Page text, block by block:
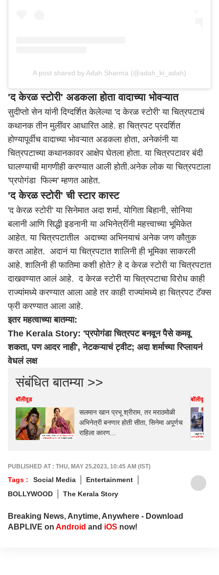
A post shared by Adah Sharma (@adah_ki_adah)
'द केरळ स्टोरी' अडकला होता वादाच्या भोवऱ्यात
सुदीप्तो सेन यांनी दिग्दर्शित केलेल्या 'द केरळ स्टोरी' या चित्रपटाचं
कथानक तीन मुलींवर आधारित आहे. हा चित्रपट प्रदर्शित
होण्यापूर्वीच वादाच्या भोवऱ्यात अडकला होता, अनेकांनी या
चित्रपटाच्या कथानकावर आक्षेप घेतला होता. या चित्रपटावर बंदी
घालण्याची मागणीही करण्यात आली होती.अनेक लोक या चित्रपटाला
'प्रपोगंडा फिल्म' म्हणत आहेत.
'द केरळ स्टोरी' ची स्टार कास्ट
'द केरळ स्टोरी' या सिनेमात अदा शर्मा, योगिता बिहानी, सोनिया
बलानी आणि सिद्धी इडनानी या अभिनेत्रींनी महत्त्वाच्या भूमिकेत
आहेत. या चित्रपटातील अदाच्या अभिनयाचं अनेक जण कौतुक
करत आहेत. अदानं या चित्रपटात शालिनी ही भूमिका साकरली
आहे. शालिनी ही फातिमा कशी होते? हे द केरळ स्टोरी या चित्रपटात
दाखवण्यात आलं आहे. द केरळ स्टोरी या चित्रपटाचा विरोध काही
राज्यांमध्ये करण्यात आला आहे तर काही राज्यांमध्ये हा चित्रपट टॅक्स
फ्री करण्यात आला आहे.
इतर महत्वाच्या बातम्या:
The Kerala Story: 'प्रपोगंडा चित्रपट बनवून पैसे कमवू
शकता, पण आदर नाही', नेटकऱ्याचं ट्वीट; अदा शर्माच्या रिप्लायनं
वेधलं लक्ष
संबंधित बातम्या >>
बॉलीवूड
सलमान खान प्रभू श्रीराम, तर मराठमोळी
अभिनेत्री बनणार होती सीता, सिनेमा अपूर्णच
राहिला कारण...
बॉलीवूड
PUBLISHED AT : THU, MAY 25,2023, 10:45 AM (IST)
Tags : Social Media
Entertainment
BOLLYWOOD
The Kerala Story
Breaking News, Anytime, Anywhere - Download
ABPLIVE on Android and iOS now!